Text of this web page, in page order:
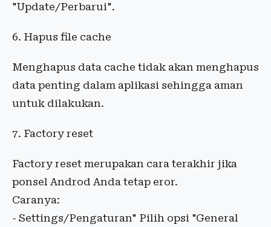
"Update/Perbarui".
6. Hapus file cache
Menghapus data cache tidak akan menghapus
data penting dalam aplikasi sehingga aman
untuk dilakukan.
7. Factory reset
Factory reset merupakan cara terakhir jika
ponsel Androd Anda tetap eror.
Caranya:
- Settings/Pengaturan" Pilih opsi "General